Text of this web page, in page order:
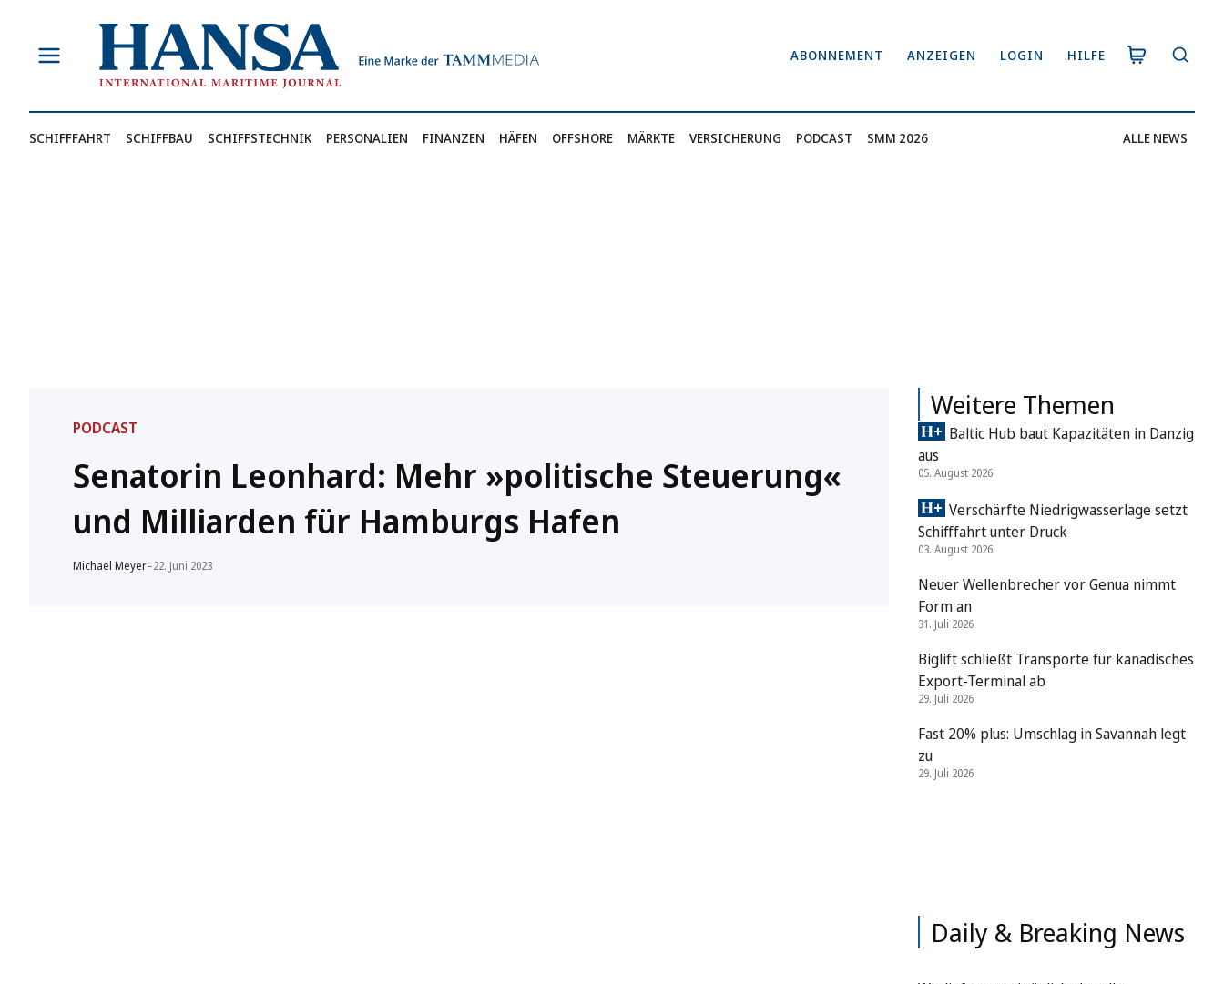
springen
ABONNEMENT ANZEIGEN LOGIN HILFE
SCHIFFFAHRT SCHIFFBAU SCHIFFSTECHNIK PERSONALIEN FINANZEN HÄFEN OFFSHORE MÄRKTE VERSICHERUNG PODCAST SMM 2026 ALLE NEWS
PODCAST
Senatorin Leonhard: Mehr »politische Steuerung«
und Milliarden für Hamburgs Hafen
Michael Meyer–22. Juni 2023
Weitere Themen
Baltic Hub baut Kapazitäten in Danzig
aus
05. August 2026
Verschärfte Niedrigwasserlage setzt
Schifffahrt unter Druck
03. August 2026
Neuer Wellenbrecher vor Genua nimmt
Form an
31. Juli 2026
Biglift schließt Transporte für kanadisches
Export-Terminal ab
29. Juli 2026
Fast 20% plus: Umschlag in Savannah legt
zu
29. Juli 2026
Daily & Breaking News